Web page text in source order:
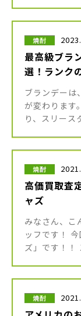
焼酎
最高級ブラ
選！ランク
ブランデーは
が変わります
り、スリース
焼酎
高価買取査
ャズ
みなさん、こ
ッフです！
ズ」です！！
焼酎